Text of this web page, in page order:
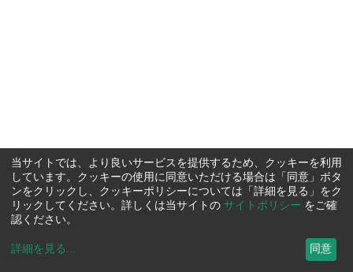
当サイトでは、より良いサービスを提供するため、クッキーを利用
しています。クッキーの使用に同意いただける場合は「同意」ボタ
ンをクリックし、クッキーポリシーについては「詳細を見る」をク
リックしてください。詳しくは当サイトの サイトポリシー をご確
認ください。
詳細を見る ... 同意